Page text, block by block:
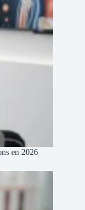
en 2026